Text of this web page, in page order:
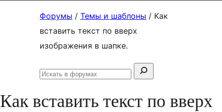
содержимому
Форумы / Темы и шаблоны / Как
вставить текст по вверх
изображения в шапке.
Поиск:
Искать
Как вставить текст по вверх